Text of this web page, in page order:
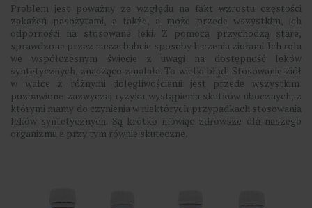
Problem jest poważny ze względu na fakt wzrostu częstości
zakażeń pasożytami, a także, a może przede wszystkim, ich
odporności na stosowane leki. Z pomocą przychodzą stare,
sprawdzone przez nasze babcie sposoby leczenia ziołami. Ich rola
we współczesnym świecie z uwagi na dostępność leków
syntetycznych, znacząco zmalała. To wielki błąd! Stosowanie ziół
w walce z różnymi dolegliwościami jest przede wszystkim
pozbawione zazwyczaj ryzyka wystąpienia skutków ubocznych, z
którymi mamy do czynienia w niektórych przypadkach stosowania
leków syntetycznych. Są krótko mówiąc zdrowsze dla naszego
organizmu a przy tym równie skuteczne.